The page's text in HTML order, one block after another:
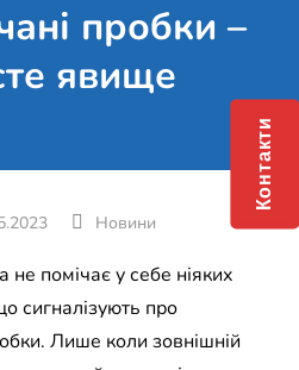
пробки –
явище
Новини
помічає у себе ніяких
сигналізують про
Лише коли зовнішній
Контакти